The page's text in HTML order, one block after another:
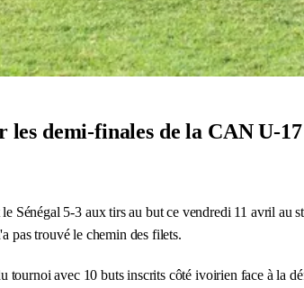
demi-finales de la CAN U-
5-3 aux tirs au but ce vendredi 11 avril au
pas trouvé le chemin des filets.
avec 10 buts inscrits côté ivoirien face à la